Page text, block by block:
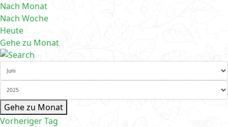
Nach Monat
Nach Woche
Heute
Gehe zu Monat
Gehe zu Monat
Vorheriger Tag